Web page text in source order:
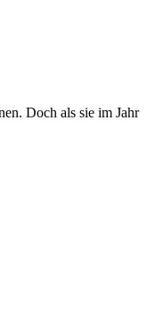
Doch als sie im Jahr